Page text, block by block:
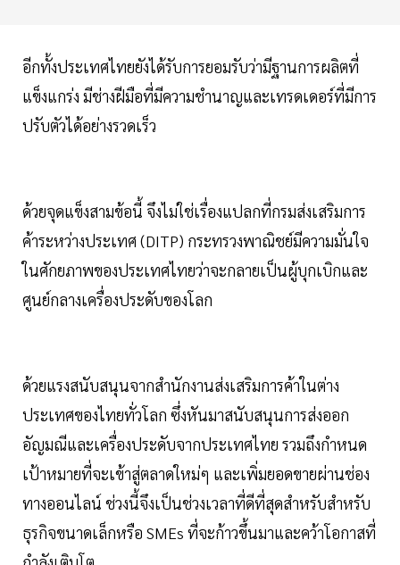
อีกทั้งประเทศไทยยังได้รับการยอมรับว่ามีฐานการผลิตที่
แข็งแกร่ง มีช่างฝีมือที่มีความชำนาญและเทรดเดอร์ที่มีการ
ปรับตัวได้อย่างรวดเร็ว
ด้วยจุดแข็งสามข้อนี้ จึงไม่ใช่เรื่องแปลกที่กรมส่งเสริมการ
ค้าระหว่างประเทศ (DITP) กระทรวงพาณิชย์มีความมั่นใจ
ในศักยภาพของประเทศไทยว่าจะกลายเป็นผู้บุกเบิกและ
ศูนย์กลางเครื่องประดับของโลก
ด้วยแรงสนับสนุนจากสำนักงานส่งเสริมการค้าในต่าง
ประเทศของไทยทั่วโลก ซึ่งหันมาสนับสนุนการส่งออก
อัญมณีและเครื่องประดับจากประเทศไทย รวมถึงกำหนด
เป้าหมายที่จะเข้าสู่ตลาดใหม่ๆ และเพิ่มยอดขายผ่านช่อง
ทางออนไลน์ ช่วงนี้จึงเป็นช่วงเวลาที่ดีที่สุดสำหรับสำหรับ
ธุรกิจขนาดเล็กหรือ SMEs ที่จะก้าวขึ้นมาและคว้าโอกาสที่